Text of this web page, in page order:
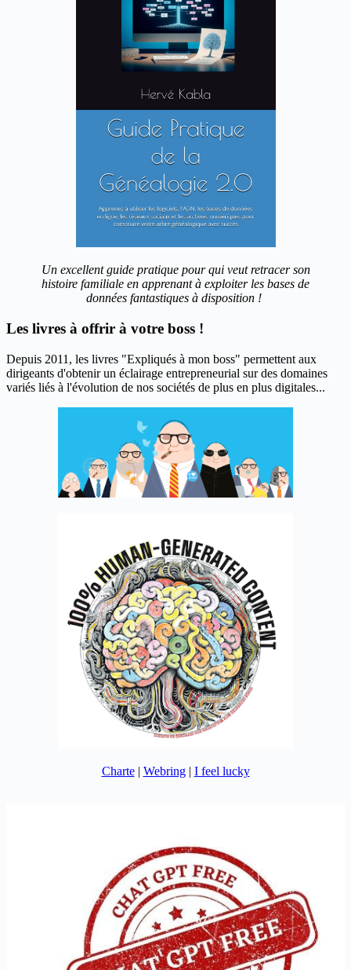
Un excellent guide pratique pour qui veut retracer son
histoire familiale en apprenant à exploiter les bases de
données fantastiques à disposition !
Les livres à offrir à votre boss !
Depuis 2011, les livres "Expliqués à mon boss" permettent aux
dirigeants d'obtenir un éclairage entrepreneurial sur des domaines
variés liés à l'évolution de nos sociétés de plus en plus digitales...
Charte| Webring| I feel lucky